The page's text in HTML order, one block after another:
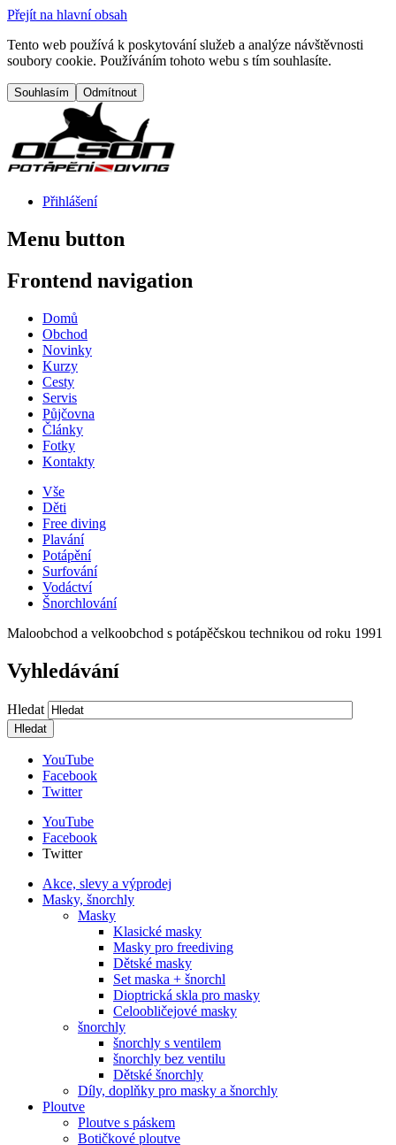
Přejít na hlavní obsah
Tento web používá k poskytování služeb a analýze návštěvnosti
soubory cookie. Používáním tohoto webu s tím souhlasíte.
Přihlášení
Menu button
Frontend navigation
Domů
Obchod
Novinky
Kurzy
Cesty
Servis
Půjčovna
Články
Fotky
Kontakty
Vše
Děti
Free diving
Plavání
Potápění
Surfování
Vodáctví
Šnorchlování
Maloobchod a velkoobchod s potápěčskou technikou od roku 1991
Vyhledávání
Hledat
YouTube
Facebook
Twitter
YouTube
Facebook
Twitter
Akce, slevy a výprodej
Masky, šnorchly
Masky
Klasické masky
Masky pro freediving
Dětské masky
Set maska + šnorchl
Dioptrická skla pro masky
Celoobličejové masky
šnorchly
šnorchly s ventilem
šnorchly bez ventilu
Dětské šnorchly
Díly, doplňky pro masky a šnorchly
Ploutve
Ploutve s páskem
Botičkové ploutve